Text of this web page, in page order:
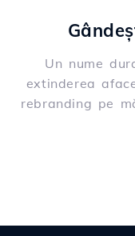
Un nume
extinderea
rebranding pe